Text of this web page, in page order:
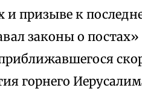
и призыве к
законы о постах»
горнего